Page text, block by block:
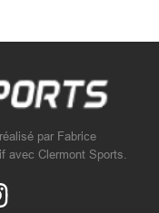
par Fabrice
avec Clermont Sports.